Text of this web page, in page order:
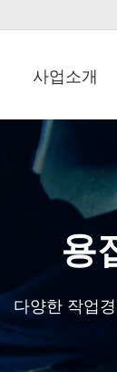
사업소개
용
다양한 작업